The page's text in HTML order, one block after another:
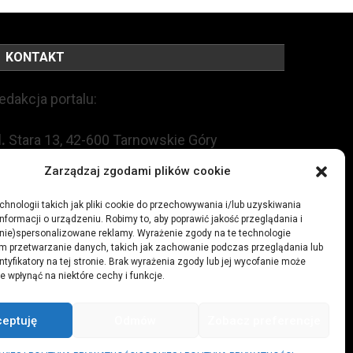
Zarządzaj zgodami plików cookie
takich jak pliki cookie do przechowywania i/lub uzyskiwania
o urządzeniu. Robimy to, aby poprawić jakość przeglądania i
reklamy. Wyrażenie zgody na te technologie
przetwarzanie danych, takich jak zachowanie podczas przeglądania lub
na tej stronie. Brak wyrażenia zgody lub jej wycofanie może
wpłynąć na niektóre cechy i funkcje.
KONTAKT
portalu:
Stara 13, 42-600 Tarnowskie Góry
+48 509 547 822
redakcja@czytamiwiem.pl
biuro@czytamiwiem.pl